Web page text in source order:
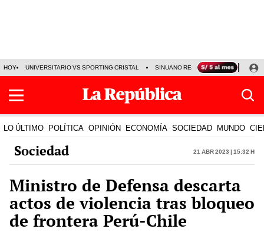
HOY UNIVERSITARIO VS SPORTING CRISTAL SINUANO RESULTADOS HOY
LO ÚLTIMO POLÍTICA OPINIÓN ECONOMÍA SOCIEDAD MUNDO
Sociedad 21 Abr 2023 | 15:32 h
Ministro de Defensa descarta
actos de violencia tras bloqueo
de frontera Perú-Chile